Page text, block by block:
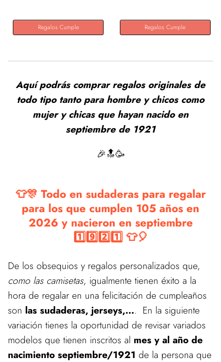
Regalos Cumple Regalos Cumple
Aquí podrás comprar regalos originales de
todo tipo tanto para hombre y chicos como
mujer y chicas que hayan nacido en
septiembre de 1921
🎉🔝🥳
👕🎊 Todo en sudaderas para regalar
para los que cumplen 105 años en
2026 y nacieron en septiembre
1️⃣9️⃣2️⃣1️⃣ 👕🎈
De los obsequios y regalos personalizados que,
como las camisetas, igualmente tienen éxito a la
hora de regalar en una felicitación de cumpleaños
son las sudaderas, jerseys,.... En la siguiente
variación tienes la oportunidad de revisar variados
modelos que tienen inscritos al mes y al año de
nacimiento septiembre/1921 de la persona que